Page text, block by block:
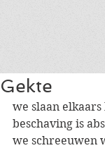
Gekte
we slaan elkaars
beschaving is
we schreeuwen